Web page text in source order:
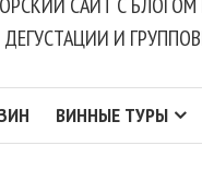
ДЕГУСТАЦИИ И
ВИННЫЕ ТУРЫ